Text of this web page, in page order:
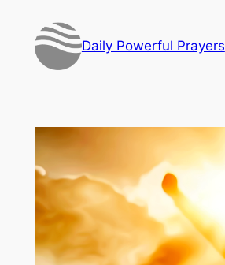
content
Daily Powerful Prayers